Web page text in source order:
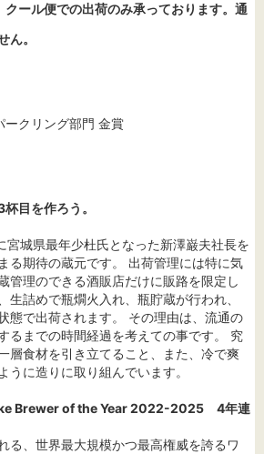
ール便での出荷のみ承っております。通
ん。
クリング部門 金賞
目を作ろう。
城県最年少杜氏となった新澤巌夫社長を
る期待の蔵元です。 出荷管理には特に気
管理のできる酒販店だけに販路を限定し
生詰めで瓶燗火入れ、瓶貯蔵が行われ、
態で出荷されます。 その理由は、流通の
るまでの時間経過を考えての事です。 究
層食材を引き立てること、また、冷で爽
うに造りに取り組んでいます。
Brewer of the Year 2022-2025 4年連
る、世界最大規模かつ最高権威を誇るワ